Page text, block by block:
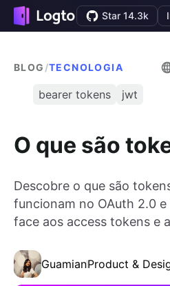
Star 14.3k
BLOG /TECNOLOGIA
bearer tokens jwt
O que são
Descobre o que são
funcionam no OAuth 2.0
face aos access tokens e
GuamianProduct &